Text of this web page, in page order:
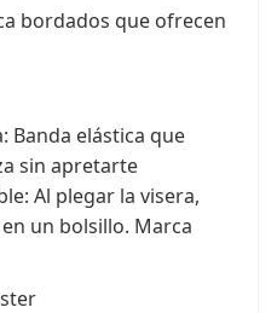
bordados que ofrecen
Banda elástica que
sin apretarte
Al plegar la visera,
un bolsillo. Marca